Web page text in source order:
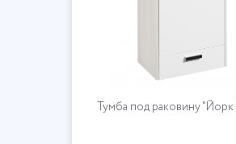
Тумба под раковину